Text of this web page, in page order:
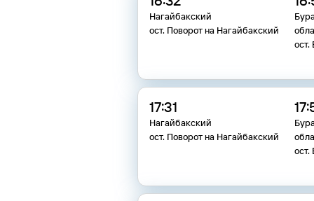
Нагайбакский
ост. Поворот на Нагайбакский
ост.
17:31
Нагайбакский
ост. Поворот на Нагайбакский
ост.